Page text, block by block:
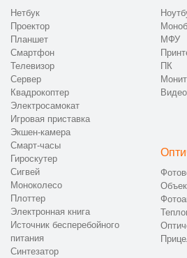
Нетбук
Проектор
Планшет
Смартфон
Телевизор
Сервер
Квадрокоптер
Электросамокат
Игровая приставка
Экшен-камера
Смарт-часы
Гироскутер
Сигвей
Моноколесо
Плоттер
Электронная книга
Источник бесперебойного
питания
Синтезатор
МФУ
ПК